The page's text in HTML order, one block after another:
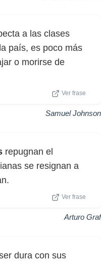
a las clases
país, es poco más
o morirse de
Ver frase
Samuel Johnson
repugnan el
se resignan a
Ver frase
Arturo Graf
dura con sus